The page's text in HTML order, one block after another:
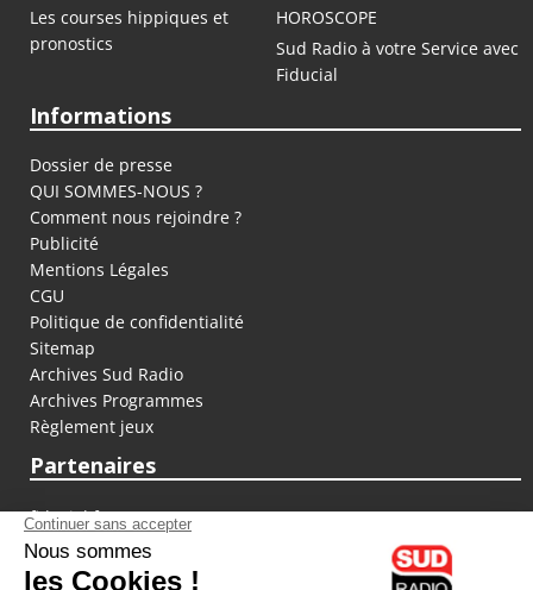
Les courses hippiques et
pronostics
HOROSCOPE
Sud Radio à votre Service avec
Fiducial
Informations
Dossier de presse
QUI SOMMES-NOUS ?
Comment nous rejoindre ?
Publicité
Mentions Légales
CGU
Politique de confidentialité
Sitemap
Archives Sud Radio
Archives Programmes
Règlement jeux
Partenaires
fiducial.fr
lyoncapitale.fr
olympique-et-lyonnais.com